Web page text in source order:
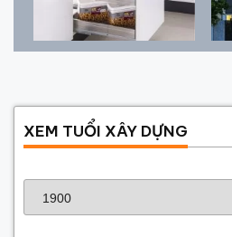
XEM TUỔI XÂY DỰNG